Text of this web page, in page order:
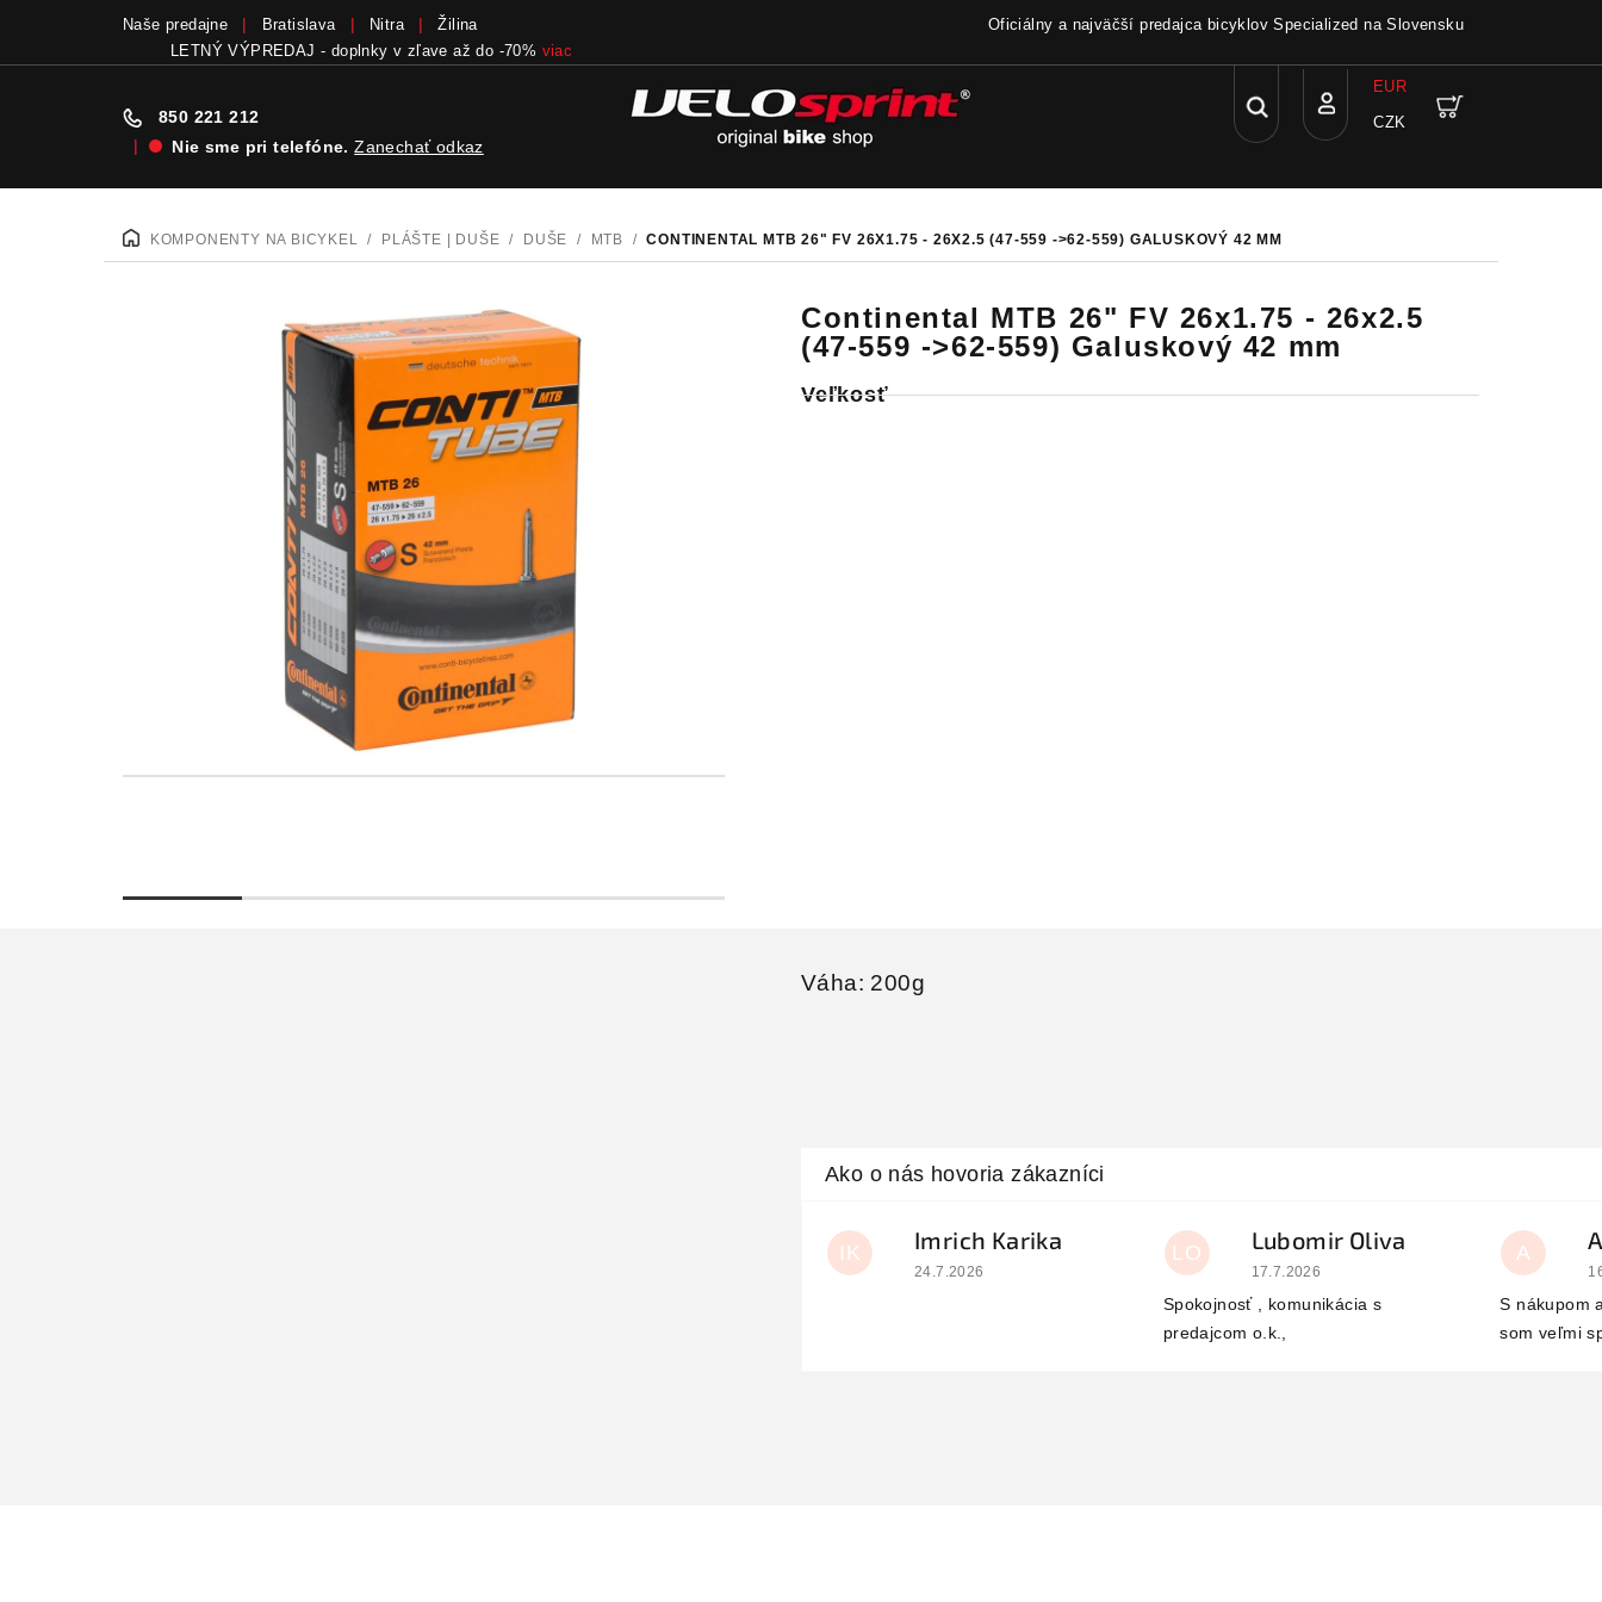
Naše predajne Bratislava Nitra Žilina
Oficiálny a najväčší predajca bicyklov Specialized na Slovensku
LETNÝ VÝPREDAJ - doplnky v zľave až do -70% viac
850 221 212
|
Nie sme pri telefóne.Zanechať odkaz
Hľadať
Prihlásenie
EUR
CZK
košík
DOMOVKOMPONENTY NA BICYKEL / PLÁŠTE | DUŠE / DUŠE / MTB / CONTINENTAL MTB 26" FV 26X1.75 - 26X2.5 (47-559 ->62-559) GALUSKOVÝ 42 MM
Continental MTB 26" FV 26x1.75 - 26x2.5
(47-559 ->62-559) Galuskový 42 mm
Veľkosť
Váha: 200g
IK Imrich Karika
Hodnotenie obchodu je 5 z 5 hviezdičiek.
24.7.2026
LO Lubomir Oliva
Hodnotenie obchodu je 5 z 5 hviezdičiek.
17.7.2026
Spokojnosť , komunikácia s
predajcom o.k.,
A
S nákupom
som veľmi